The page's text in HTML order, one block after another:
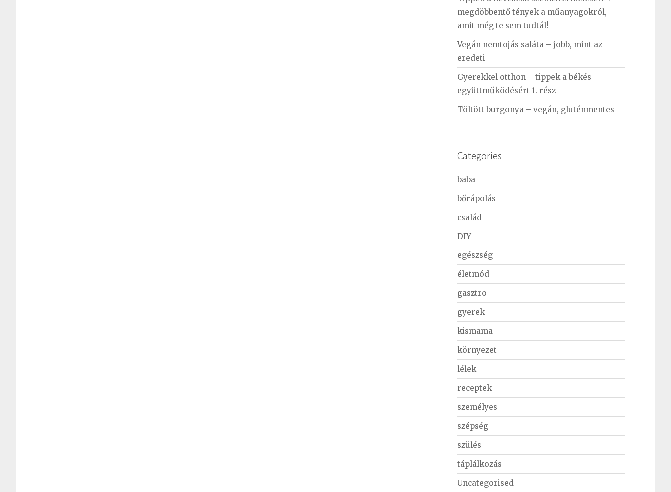
r
:
megdöbbentő tények a műanyagokról,
amit még te sem tudtál!
Vegán nemtojás saláta – jobb, mint az
eredeti
Gyerekkel otthon – tippek a békés
együttműködésért 1. rész
Töltött burgonya – vegán, gluténmentes
Categories
baba
bőrápolás
család
DIY
egészség
életmód
gasztro
gyerek
kismama
környezet
lélek
receptek
személyes
szépség
szülés
táplálkozás
Uncategorised